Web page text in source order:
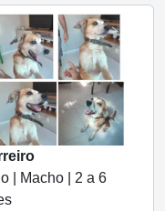
| Macho | 2 a 6